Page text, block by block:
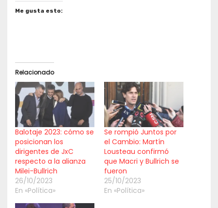
Me gusta esto:
Relacionado
Balotaje 2023: cómo se
posicionan los
dirigentes de JxC
respecto a la alianza
Milei-Bullrich
26/10/2023
En «Política»
Se rompió Juntos por
el Cambio: Martín
Lousteau confirmó
que Macri y Bullrich se
fueron
25/10/2023
En «Política»